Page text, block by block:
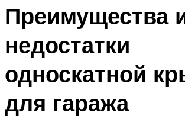
Преимущества
недостатки
односкатной
для гаража